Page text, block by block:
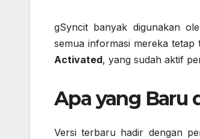
gSyncit banyak digunakan
semua informasi mereka
Activated, yang sudah aktif
Apa yang Baru
Versi terbaru hadir dengan